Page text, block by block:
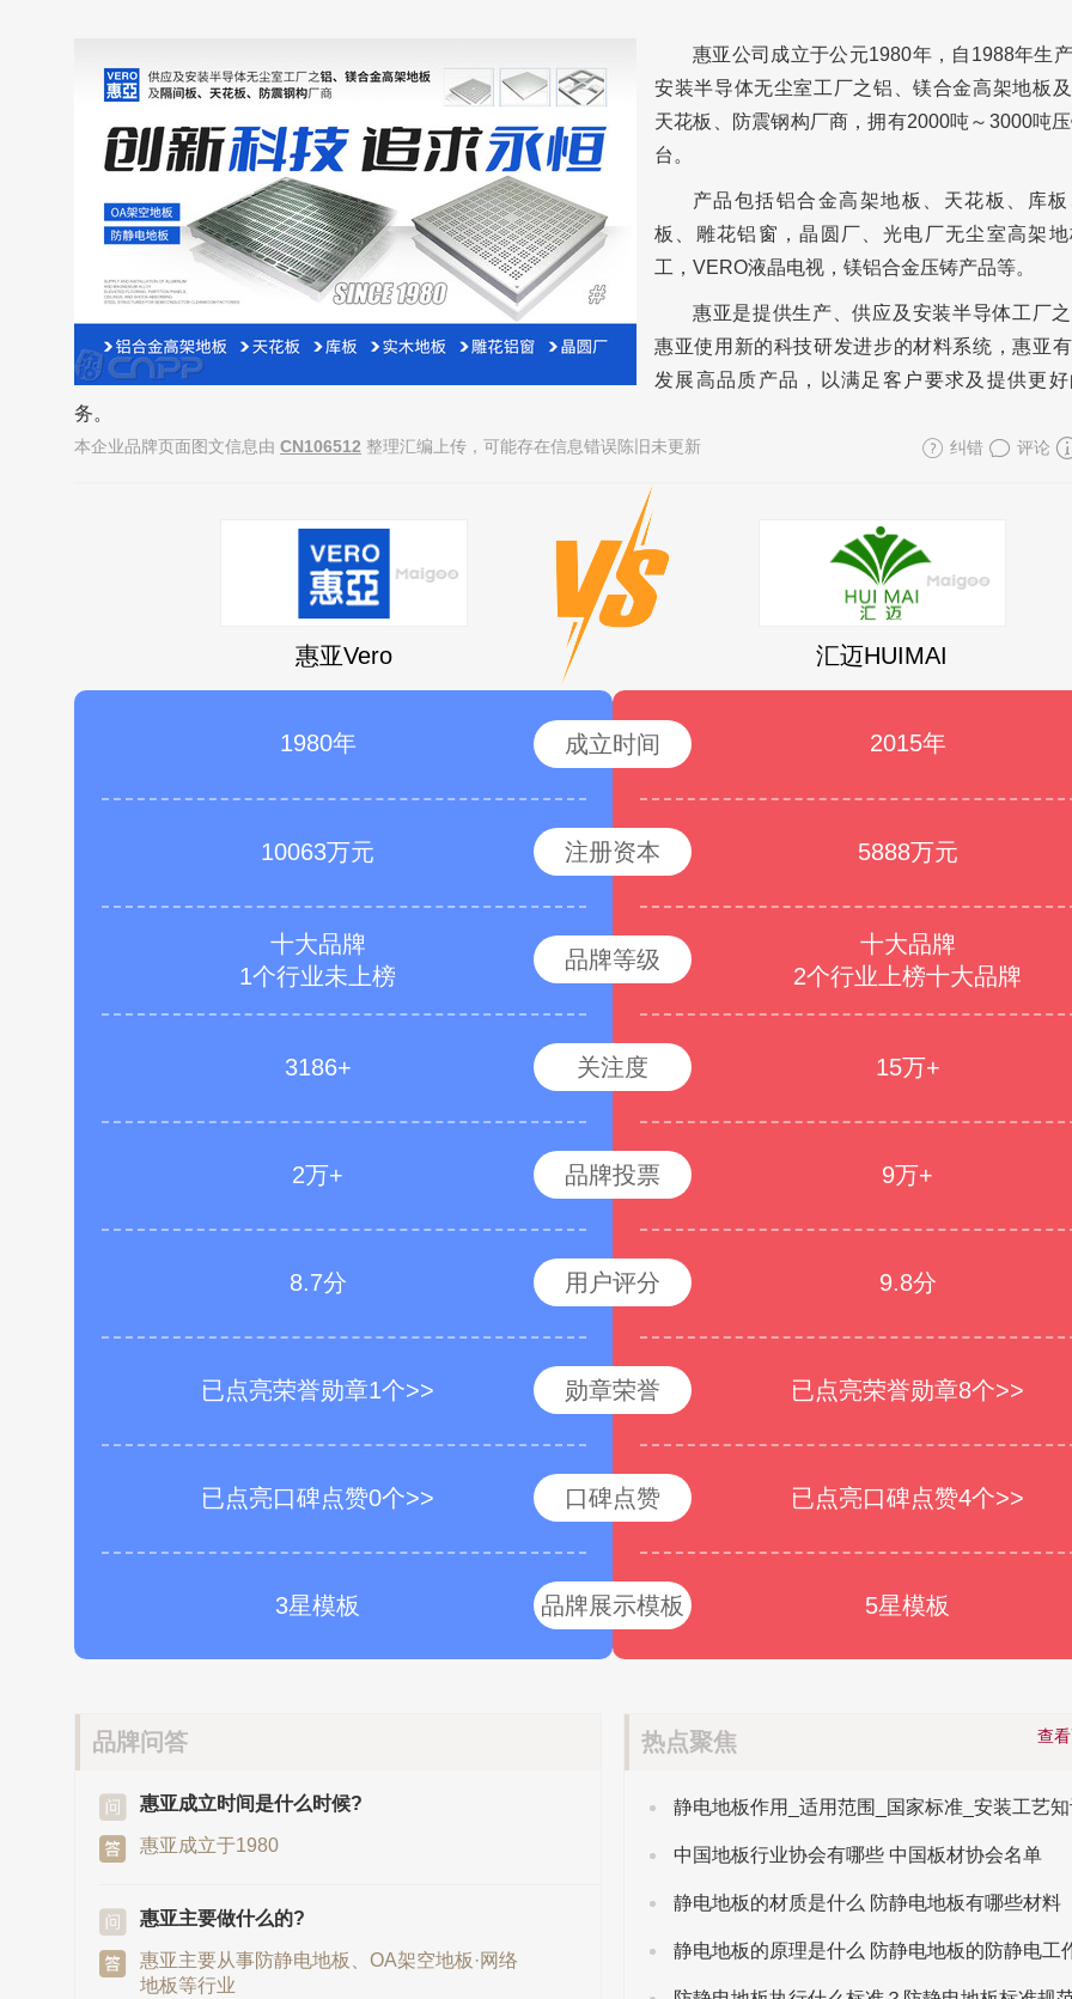
惠亚公司成立于公元1980年，自1988年生
安装半导体无尘室工厂之铝、镁合金高架地板
天花板、防震钢构厂商，拥有2000吨～3000吨
台。
产品包括铝合金高架地板、天花板、库
板、雕花铝窗，晶圆厂、光电厂无尘室高架
工，VERO液晶电视，镁铝合金压铸产品等。
惠亚是提供生产、供应及安装半导体工厂
惠亚使用新的科技研发进步的材料系统，惠亚
发展高品质产品，以满足客户要求及提供更
务。
本企业品牌页面图文信息由 CN106512 整理汇编上传，可能存在信息错误陈旧未更新 纠错 评论
惠亚Vero 汇迈HUIMAI
1980年 2015年
成立时间
10063万元 5888万元
注册资本
十大品牌
1个行业未上榜
十大品牌
2个行业上榜十大品牌
品牌等级
3186+ 15万+
关注度
2万+ 9万+
品牌投票
8.7分 9.8分
用户评分
已点亮荣誉勋章1个>> 已点亮荣誉勋章8个>>
勋章荣誉
已点亮口碑点赞0个>> 已点亮口碑点赞4个>>
口碑点赞
3星模板 5星模板
品牌展示模板
品牌问答
惠亚成立时间是什么时候?
惠亚成立于1980
惠亚主要做什么的?
惠亚主要从事防静电地板、OA架空地板·网络
地板等行业
查
热点聚焦
静电地板作用_适用范围_国家标准_安装工艺
中国地板行业协会有哪些 中国板材协会名单
静电地板的材质是什么 防静电地板有哪些材料